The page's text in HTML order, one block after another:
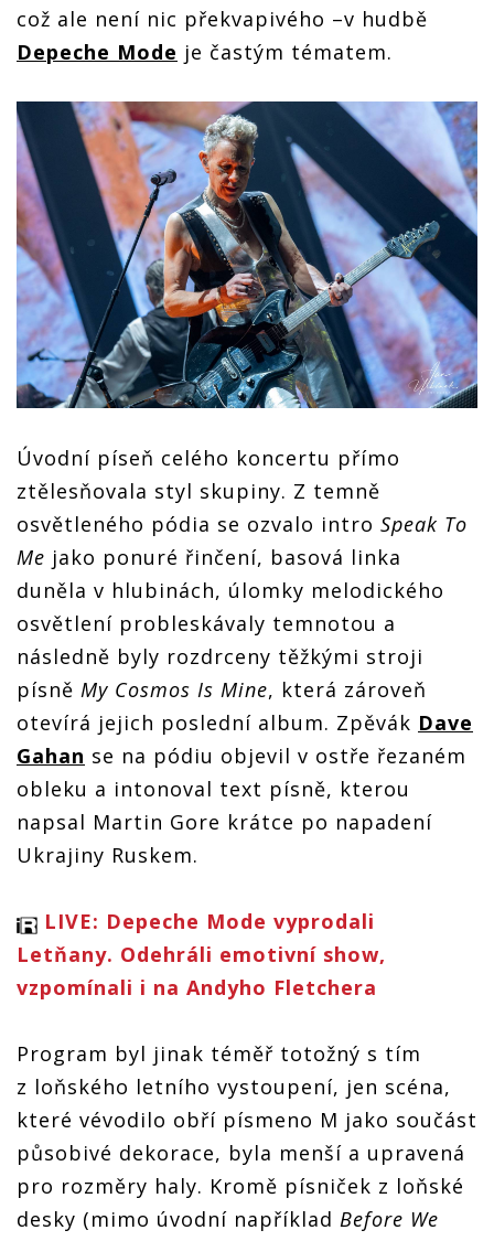
což ale není nic překvapivého –v hudbě
Depeche Mode je častým tématem.
Úvodní píseň celého koncertu přímo
ztělesňovala styl skupiny. Z temně
osvětleného pódia se ozvalo intro Speak To
Me jako ponuré řinčení, basová linka
duněla v hlubinách, úlomky melodického
osvětlení probleskávaly temnotou a
následně byly rozdrceny těžkými stroji
písně My Cosmos Is Mine, která zároveň
otevírá jejich poslední album. Zpěvák Dave
Gahan se na pódiu objevil v ostře řezaném
obleku a intonoval text písně, kterou
napsal Martin Gore krátce po napadení
Ukrajiny Ruskem.
LIVE: Depeche Mode vyprodali
Letňany. Odehráli emotivní show,
vzpomínali i na Andyho Fletchera
Program byl jinak téměř totožný s tím
z loňského letního vystoupení, jen scéna,
které vévodilo obří písmeno M jako součást
působivé dekorace, byla menší a upravená
pro rozměry haly. Kromě písniček z loňské
desky (mimo úvodní například Before We